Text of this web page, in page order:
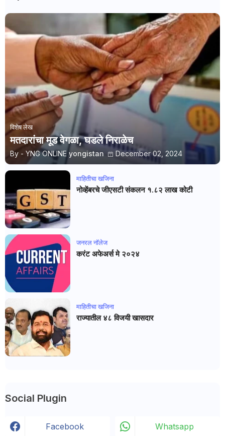
विशेष लेख
मतदारांचा मूड वेगळा, घडले निराळेच
By - YNG ONLINE yongistan December 02, 2024
माहितीचा खजिना
नोव्हेंबरचे जीएसटी संकलन १.८२ लाख कोटी
जनरल नाॅलेज
करंट अफेअर्स मे २०२४
माहितीचा खजिना
राज्यातील ४८ विजयी खासदार
Social Plugin
Facebook Whatsapp